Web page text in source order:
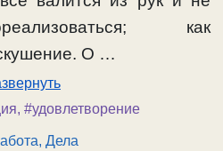
как
О …
, #удовлетворение
Дела